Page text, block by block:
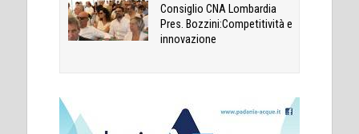
Consiglio CNA Lombardia
Pres. Bozzini:Competitività e
innovazione